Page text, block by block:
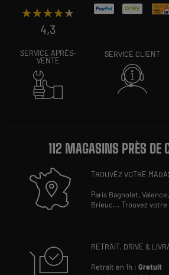
★★★★★
★★★★★
4,3
SERVICE APRÈS-
VENTE
SERVICE CLIENT
112 MAGASINS PRÈS DE
TROUVEZ VOTRE
Paris Bagnolet,
Brieuc...Trouvez votre
RETRAIT, DRIVE &
Retrait en 1h :Gratuit